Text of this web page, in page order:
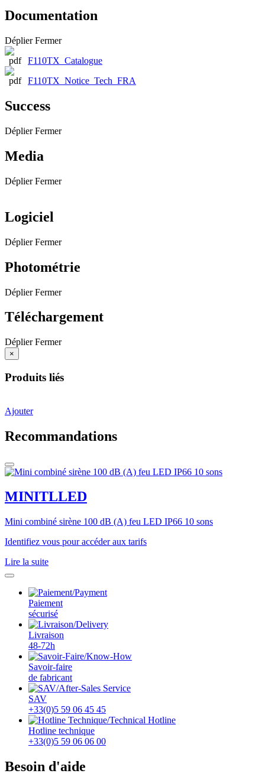
Documentation
Déplier Fermer
F110TX_Catalogue
F110TX_Notice_Tech_FRA
Success
Déplier Fermer
Media
Déplier Fermer
Logiciel
Déplier Fermer
Photométrie
Déplier Fermer
Téléchargement
Déplier Fermer
×
Produits liés
Ajouter
Recommandations
MINITLLED
Mini combiné sirène 100 dB (A) feu LED IP66 10 sons
Identifiez vous pour accéder aux tarifs
Lire la suite
Paiement
sécurisé
Livraison
48-72h
Savoir-faire
de fabricant
SAV
+33(0)5 59 06 45 45
Hotline technique
+33(0)5 59 06 06 00
Besoin d'aide